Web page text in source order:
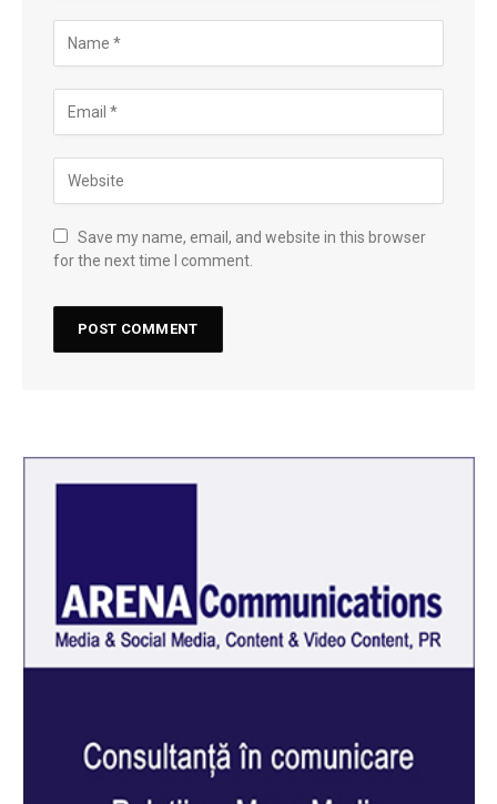
Save my name, email, and website in this browser
for the next time I comment.